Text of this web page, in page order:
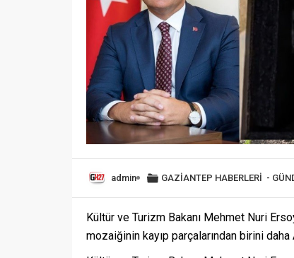
admin GAZİANTEP HABERLERİ -
Kültür ve Turizm Bakanı Mehmet Nuri
mozaiğinin kayıp parçalarından birini